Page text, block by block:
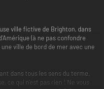
ville fictive de Brighton, dans
(à ne pas confondre
ville de bord de mer avec une
dans tous les sens du terme,
ce qui n'est pas rien ! Ne vous